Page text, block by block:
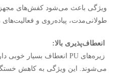
ویژگی باعث می‌شود کفش‌های مجهز
طولانی‌مدت، پیاده‌روی و
انعطاف‌پذیری بالا:
زیره‌های PU انعطاف بسیار خوبی
می‌شوند. این ویژگی به کاهش